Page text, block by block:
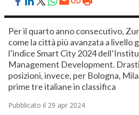
Per il quarto anno consecutivo,
come la città più avanzata a livello
l’indice Smart City 2024
Management Development.
posizioni, invece, per Bologna,
prime tre italiane in classifica
Pubblicato il 29 apr 2024